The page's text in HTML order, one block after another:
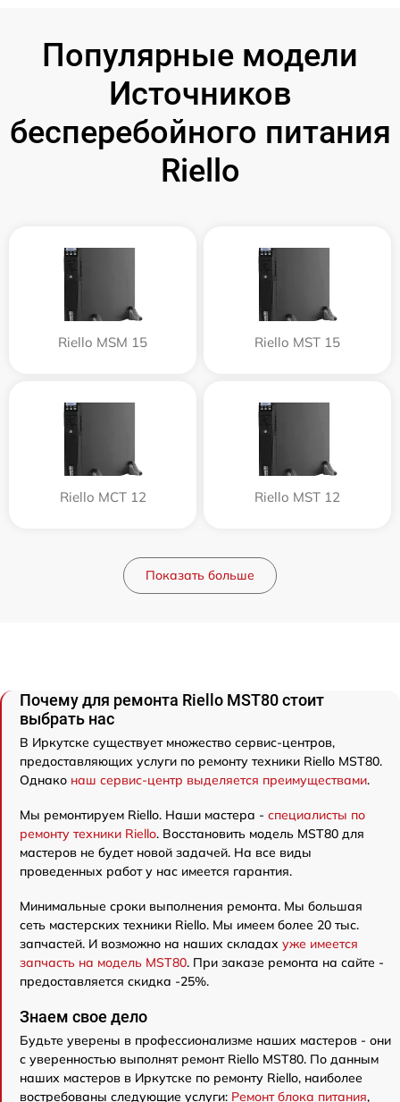
Популярные модели
Источников
бесперебойного питания
Riello
Riello MSM 15 Riello MST 15
Riello MCT 12 Riello MST 12
Показать больше
Почему для ремонта Riello MST80 стоит
выбрать нас
В Иркутске существует множество сервис-центров,
предоставляющих услуги по ремонту техники Riello MST80.
Однако наш сервис-центр выделяется преимуществами.
Мы ремонтируем Riello. Наши мастера - специалисты по
ремонту техники Riello. Восстановить модель MST80 для
мастеров не будет новой задачей. На все виды
проведенных работ у нас имеется гарантия.
Минимальные сроки выполнения ремонта. Мы большая
сеть мастерских техники Riello. Мы имеем более 20 тыс.
запчастей. И возможно на наших складах уже имеется
запчасть на модель MST80. При заказе ремонта на сайте -
предоставляется скидка -25%.
Знаем свое дело
Будьте уверены в профессионализме наших мастеров - они
с уверенностью выполнят ремонт Riello MST80. По данным
наших мастеров в Иркутске по ремонту Riello, наиболее
востребованы следующие услуги: Ремонт блока питания,